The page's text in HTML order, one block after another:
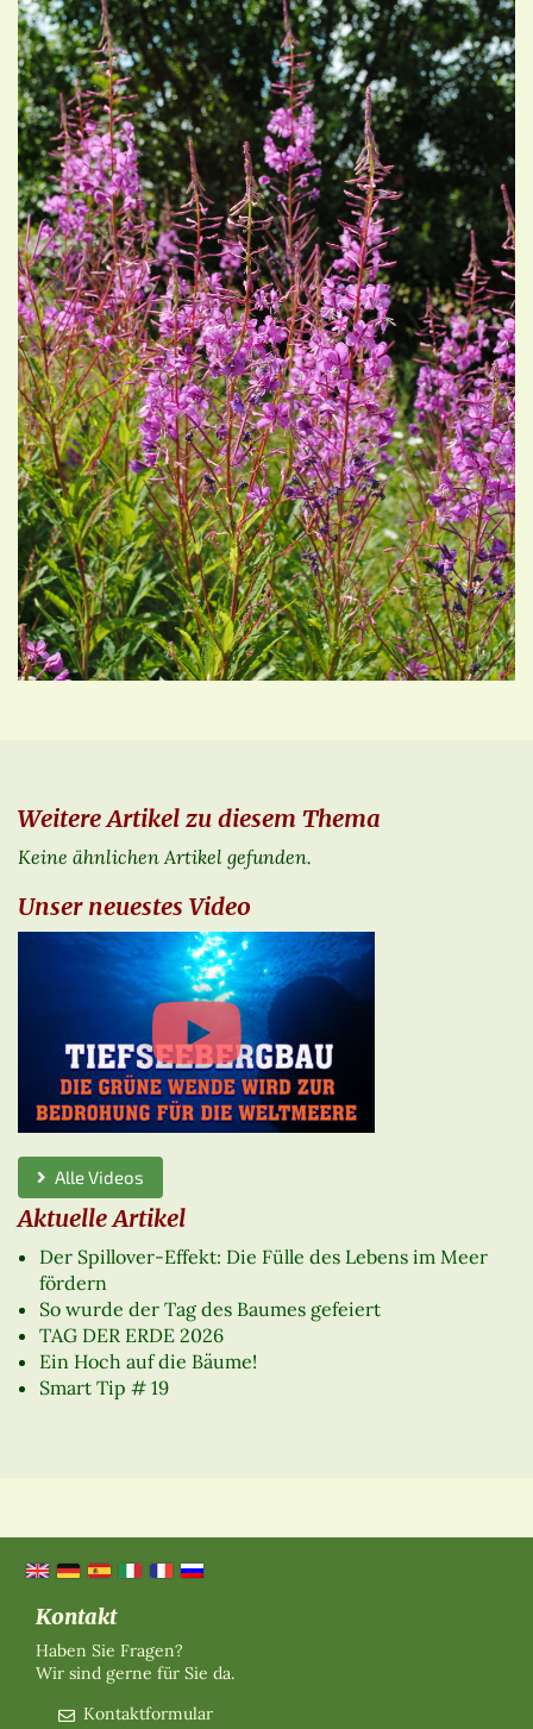
Weitere Artikel zu diesem Thema
Keine ähnlichen Artikel gefunden.
Unser neuestes Video
Alle Videos
Aktuelle Artikel
Der Spillover-Effekt: Die Fülle des Lebens im Meer
fördern
So wurde der Tag des Baumes gefeiert
TAG DER ERDE 2026
Ein Hoch auf die Bäume!
Smart Tip # 19
Kontakt
Haben Sie Fragen?
Wir sind gerne für Sie da.
Kontaktformular